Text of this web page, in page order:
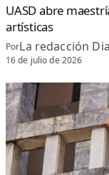
UASD abre
artísticas
PorLa redacción
16 de julio de 2026